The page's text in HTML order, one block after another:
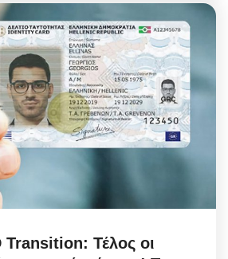
Τέλος οι